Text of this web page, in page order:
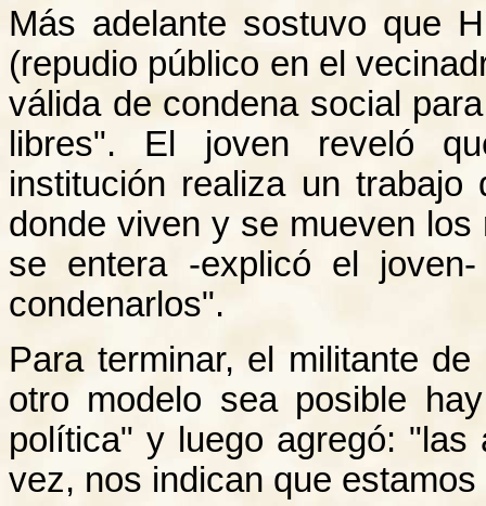
Más adelante sostuvo que
(repudio público en el
válida de condena social
libres". El joven reveló
institución realiza un
donde viven y se mueven
se entera -explicó el
condenarlos".
Para terminar, el militante
otro modelo sea posible
política" y luego agregó:
vez, nos indican que